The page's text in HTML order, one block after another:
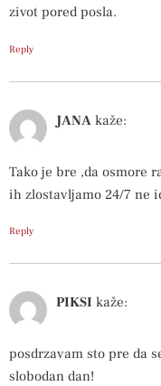
zivot pored posla.
Reply
JANA kaže:
Tako je bre ,da osmore
ih zlostavljamo 24/7 ne
Reply
PIKSI kaže:
posdrzavam sto pre da
slobodan dan!